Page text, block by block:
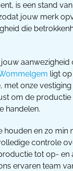
is een stand
jouw merk
die
aanwezigheid
ligt
met onze vestiging
om de productie
handelen.
houden en zo min
controle
tot op- en
ervaren team